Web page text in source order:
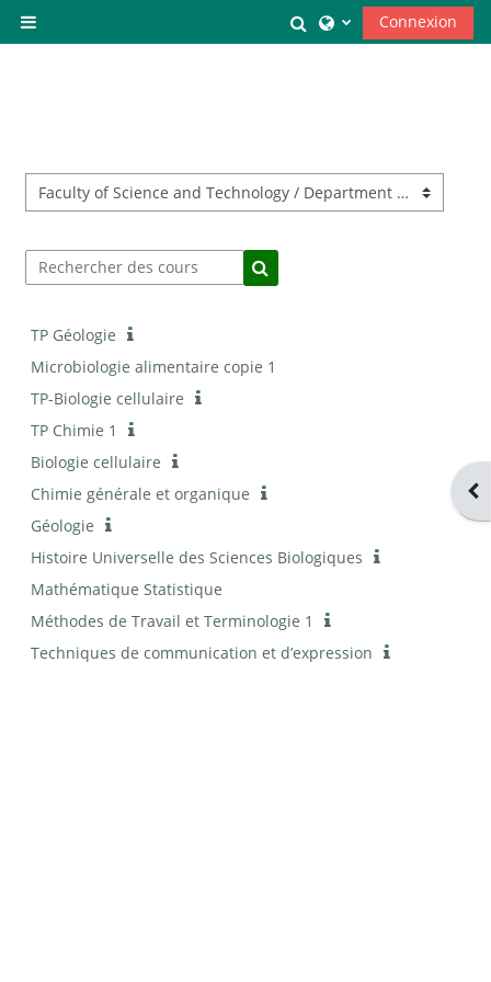
Panneau latéral
Toggle search input
Connexion
Catégories de cours
Rechercher des cours
Rechercher des cours
TP Géologie
Microbiologie alimentaire copie 1
TP-Biologie cellulaire
TP Chimie 1
Biologie cellulaire
Chimie générale et organique
Géologie
Histoire Universelle des Sciences Biologiques
Mathématique Statistique
Méthodes de Travail et Terminologie 1
Techniques de communication et d’expression